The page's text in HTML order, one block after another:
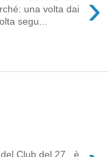
›
una volta dai
segu...
Club del 27 , è